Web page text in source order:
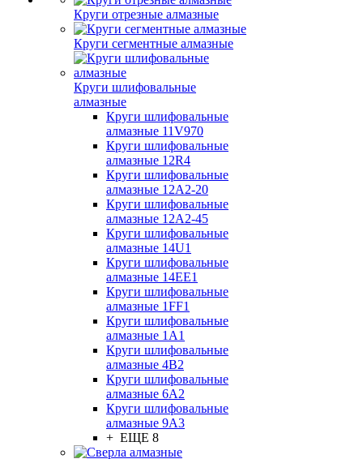
Круги отрезные алмазные
Круги сегментные алмазные
Круги шлифовальные
алмазные
Круги шлифовальные
алмазные 11V970
Круги шлифовальные
алмазные 12R4
Круги шлифовальные
алмазные 12А2-20
Круги шлифовальные
алмазные 12А2-45
Круги шлифовальные
алмазные 14U1
Круги шлифовальные
алмазные 14ЕЕ1
Круги шлифовальные
алмазные 1FF1
Круги шлифовальные
алмазные 1А1
Круги шлифовальные
алмазные 4В2
Круги шлифовальные
алмазные 6A2
Круги шлифовальные
алмазные 9А3
+ ЕЩЕ 8